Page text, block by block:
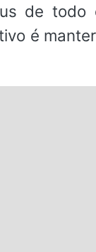
de todo
é